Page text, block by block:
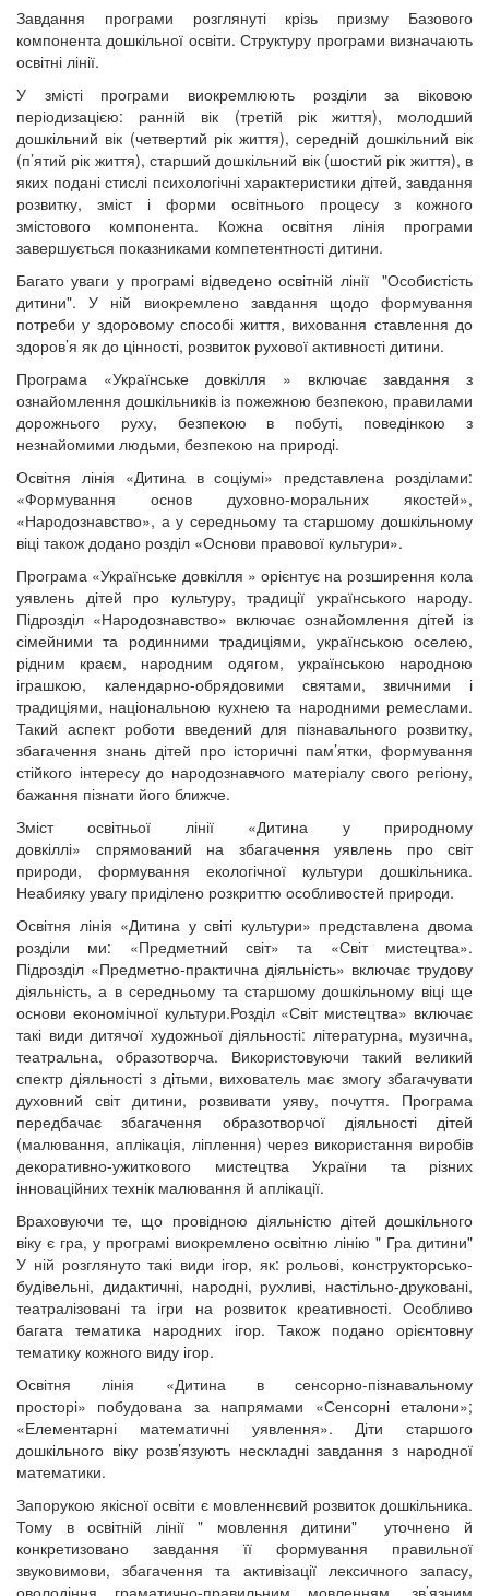
Завдання програми розглянуті крізь призму Базового
компонента дошкільної освіти. Структуру програми визначають
освітні лінії.
У змісті програми виокремлюють розділи за віковою
періодизацією: ранній вік (третій рік життя), молодший
дошкільний вік (четвертий рік життя), середній дошкільний вік
(п’ятий рік життя), старший дошкільний вік (шостий рік життя), в
яких подані стислі психологічні характеристики дітей, завдання
розвитку, зміст і форми освітнього процесу з кожного
змістового компонента. Кожна освітня лінія програми
завершується показниками компетентності дитини.
Багато уваги у програмі відведено освітній лінії "Особистість
дитини". У ній виокремлено завдання щодо формування
потреби у здоровому способі життя, виховання ставлення до
здоров’я як до цінності, розвиток рухової активності дитини.
Програма «Українське довкілля » включає завдання з
ознайомлення дошкільників із пожежною безпекою, правилами
дорожнього руху, безпекою в побуті, поведінкою з
незнайомими людьми, безпекою на природі.
Освітня лінія «Дитина в соціумі» представлена розділами:
«Формування основ духовно-моральних якостей»,
«Народознавство», а у середньому та старшому дошкільному
віці також додано розділ «Основи правової культури».
Програма «Українське довкілля » орієнтує на розширення кола
уявлень дітей про культуру, традиції українського народу.
Підрозділ «На­родознавство» включає ознайомлення дітей із
сімейними та родинними традиціями, українською оселею,
рідним краєм, народним одягом, українською народною
іграшкою, календарно-обрядовими святами, зви­чними і
традиціями, національною кухнею та народними ремеслами.
Такий аспект роботи введений для пізнавального розвитку,
збагачення знань дітей про історичні пам’ятки, формування
стійкого інтересу до народознавчого матеріалу свого регіону,
бажання пізнати його ближче.
Зміст освітньої лінії «Дитина у природному
довкіллі» спрямований на збагачення уявлень про світ
природи, формування екологічної культури дошкільника.
Неабияку увагу приділено розкриттю особливостей природи.
Освітня лінія «Дитина у світі культури» представлена двома
розділи ми: «Предметний світ» та «Світ мистецтва».
Підрозділ «Предметно-практична діяльність» включає трудову
діяльність, а в середньому та старшому дошкільному віці ще
основи економічної культури.Розділ «Світ мистецтва» включає
такі види дитячої художньої діяльності: літературна, музична,
театральна, образотворча. Використовуючи такий великий
спектр діяльності з дітьми, вихователь має змогу збагачувати
духовний світ дитини, розвивати уяву, почуття. Програма
передбачає збагачення образотворчої діяльності дітей
(малювання, аплікація, ліплення) через використання виробів
декоративно-ужиткового мистецтва України та різних
інноваційних технік малювання й аплікації.
Враховуючи те, що провідною діяльністю дітей дошкільного
віку є гра, у програмі виокремлено освітню лінію " Гра дитини"
У ній розглянуто такі види ігор, як: рольові, конструкторсько-
будівельні, дидактичні, народні, рухливі, настільно-друковані,
театралізовані та ігри на розвиток креативності. Особливо
багата тематика народних ігор. Також подано орієнтовну
тематику кожного виду ігор.
Освітня лінія «Дитина в сенсорно-пізнавальному
просторі» побудована за напрямами «Сенсорні еталони»;
«Елементарні математичні уявлення». Діти старшого
дошкільного віку розв’язують нескладні завдання з народної
математики.
Запорукою якісної освіти є мовленнєвий розвиток дошкільника.
Тому в освітній лінії " мовлення дитини" уточнено й
конкретизовано завдання її формування правильної
звуковимови, збагачення та активізації лексичного запасу,
оволодіння граматично-правильним мовленням, зв’язним